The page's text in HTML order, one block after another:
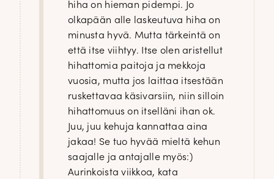
hiha on hieman pidempi. Jo
olkapään alle laskeutuva hiha on
minusta hyvä. Mutta tärkeintä on
että itse viihtyy. Itse olen aristellut
hihattomia paitoja ja mekkoja
vuosia, mutta jos laittaa itsestään
ruskettavaa käsivarsiin, niin silloin
hihattomuus on itselläni ihan ok.
Juu, juu kehuja kannattaa aina
jakaa! Se tuo hyvää mieltä kehun
saajalle ja antajalle myös:)
Aurinkoista viikkoa, kata